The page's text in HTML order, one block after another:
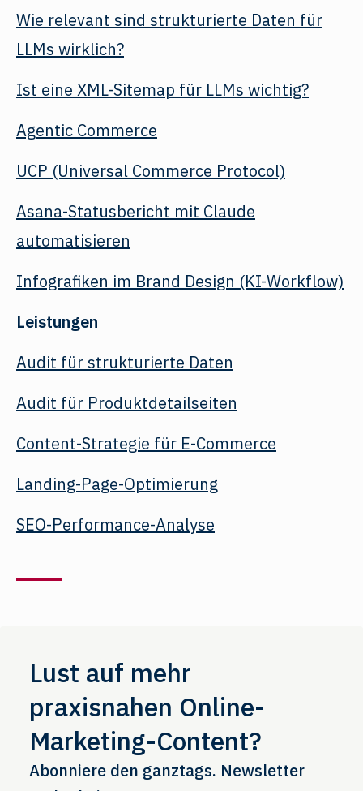
Wie relevant sind strukturierte Daten für
LLMs wirklich?
Ist eine XML-Sitemap für LLMs wichtig?
Agentic Commerce
UCP (Universal Commerce Protocol)
Asana-Statusbericht mit Claude
automatisieren
Infografiken im Brand Design (KI-Workflow)
Leistungen
Audit für strukturierte Daten
Audit für Produktdetailseiten
Content-Strategie für E-Commerce
Landing-Page-Optimierung
SEO-Performance-Analyse
Lust auf mehr
praxisnahen Online-
Marketing-Content?
Abonniere den ganztags. Newsletter